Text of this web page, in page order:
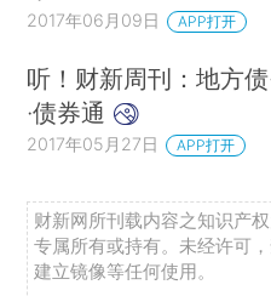
2017年06月09日 APP打开
听！财新周刊：地方债
·债券通
2017年05月27日 APP打开
财新网所刊载内容之知识产
专属所有或持有。未经许可
建立镜像等任何使用。